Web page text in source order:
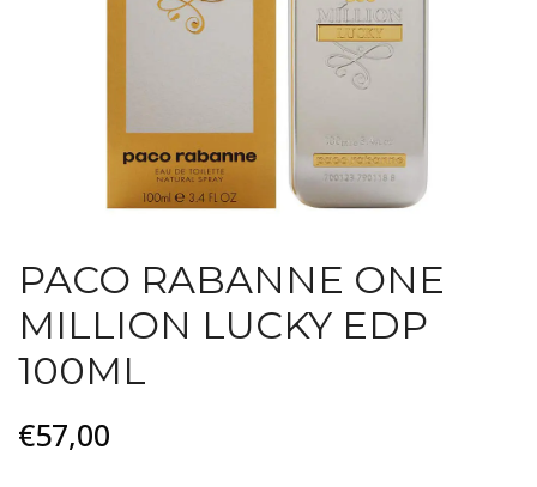
PACO RABANNE ONE
MILLION LUCKY EDP
100ML
€57,00